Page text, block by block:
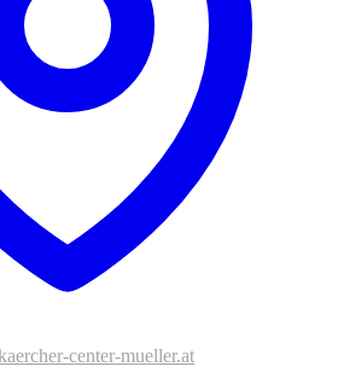
center-mueller.at